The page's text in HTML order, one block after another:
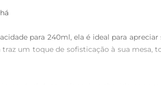
para 240ml, ela é ideal para
um toque de sofisticação à sua mesa,